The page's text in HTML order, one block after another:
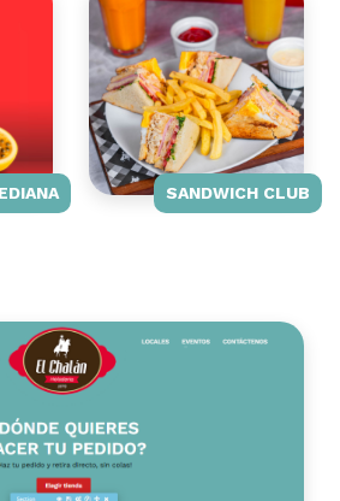
SANDWICH CLUB